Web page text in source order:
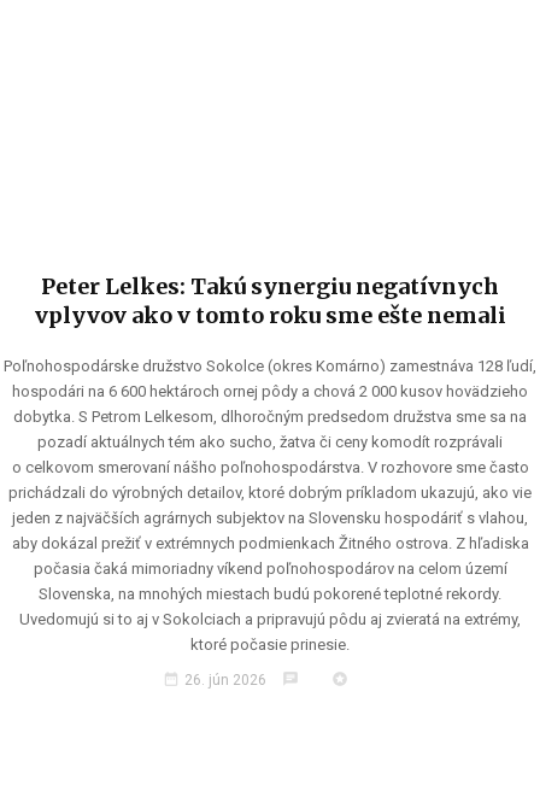
Peter Lelkes: Takú synergiu negatívnych
vplyvov ako v tomto roku sme ešte nemali
Poľnohospodárske družstvo Sokolce (okres Komárno) zamestnáva 128 ľudí,
hospodári na 6 600 hektároch ornej pôdy a chová 2 000 kusov hovädzieho
dobytka. S Petrom Lelkesom, dlhoročným predsedom družstva sme sa na
pozadí aktuálnych tém ako sucho, žatva či ceny komodít rozprávali
o celkovom smerovaní nášho poľnohospodárstva. V rozhovore sme často
prichádzali do výrobných detailov, ktoré dobrým príkladom ukazujú, ako vie
jeden z najväčších agrárnych subjektov na Slovensku hospodáriť s vlahou,
aby dokázal prežiť v extrémnych podmienkach Žitného ostrova. Z hľadiska
počasia čaká mimoriadny víkend poľnohospodárov na celom území
Slovenska, na mnohých miestach budú pokorené teplotné rekordy.
Uvedomujú si to aj v Sokolciach a pripravujú pôdu aj zvieratá na extrémy,
ktoré počasie prinesie.
date_range 26. jún 2026 chat stars